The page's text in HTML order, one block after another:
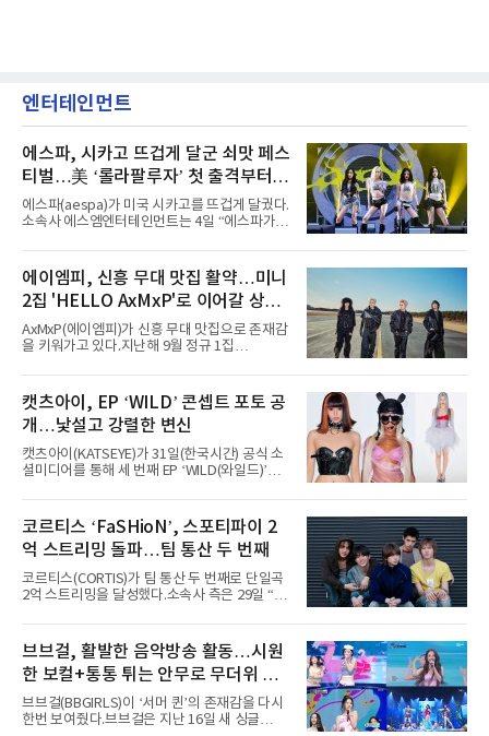
엔터테인먼트
에스파, 시카고 뜨겁게 달군 쇠맛 페스
티벌…美 ‘롤라팔루자’ 첫 출격부터
증명한 존재감
에스파(aespa)가 미국 시카고를 뜨겁게 달궜다.
소속사 에스엠엔터테인먼트는 4일 “에스파가
서 열린 ‘롤라팔루자 시카고’(Lollapalooza
Chicago)의 알리안츠 스테이지에 올랐다”며
“총 14곡으로 구성된 세트리스트를 선사, 데뷔 7
년 차다운 노련한 무대 매너와 파워풀한 에너지
로 현장의 분위기를 압도했다”고 밝혔다.1991
년 시작된 ‘롤라팔루자’는 8개 스테이지, 170여
팀의 아티스트와 40만 명 이상의 관객이 운집하
코르티스 등 K팝 스타들이 출연진 명단에 이름
을 올렸다.이날 에스파는
에이엠피, 신흥 무대 맛집 활약…미니
2집 'HELLO AxMxP'로 이어갈 상승
세
AxMxP(에이엠피)가 신흥 무대 맛집으로 존재감
을 키워가고 있다.지난해 9월 정규 1집
AxMxP는 데뷔 전부터 버스킹과 각종 페스티벌,
공연 무대에 오르며 실전 경험을 쌓아왔다.이들
은 소속사 패밀리 콘서트를 비롯해 '뷰티풀 민트
라이프 2025', '2025 부산국제록페스티벌' 등 대
형 무대에 잇달아 출연해 당찬 에너지와 풋풋한
매력으로 음악팬들의 눈도장을 찍었다.이후
AxMxP는 '카운트다운 판타지 2025-2026',
정적인 실력을 입증했고, 올해 '2026 어썸뮤직
페스티벌', '뷰티풀 민트 라이프 2026', '2026
캣츠아이, EP ‘WILD’ 콘셉트 포토 공
개…낯설고 강렬한 변신
캣츠아이(KATSEYE)가 31일(한국시간) 공식 소
셜미디어를 통해 세 번째 EP ‘WILD(와일드)’의
heart(와일드 하트)’라는 제목이 붙은 콘셉트 포
토에는 멤버들의 본능적이고 야성적인 면모가
강렬하게 담겼다. 짙은 아이섀도와 푸른빛·금빛·
붉은빛의 컬러 렌즈가 비현실적인 분위기를 자
아내고, 여러 원색이 불규칙하게 뒤섞인 멀티컬
러 헤어와 과감한 블루·블랙 립 메이크업이 낯설
고도 매혹적인 비주얼을 완성했다.스타일링 역
엣을 거침없이 결합했다. 멤버들은 각기 다른 개
성을 살린 스타일링을 선
코르티스 ‘FaSHioN’, 스포티파이 2
억 스트리밍 돌파…팀 통산 두 번째
코르티스(CORTIS)가 팀 통산 두 번째로 단일곡
2억 스트리밍을 달성했다.소속사 측은 29일 “코
벌 오디오·음원 스트리밍 플랫폼 스포티파이에
서 27일 자로 누적 재생 수 2억 회를 돌파했
다”고 밝혔다.곡이 발표된 지 약 10개월 만이다.
팀의 첫 번째 2억 스트리밍 곡은 동일 음반에 수
록된 ‘GO!’다. 이 노래는 공개 약 9개월 만인 지
난달 26일 자에 2억 고지를 밟았다. 이는 최근 5
년 내 데뷔한 보이그룹의 곡 중 최단기 2억 달성
브브걸, 활발한 음악방송 활동…시원
한 보컬+통통 튀는 안무로 무더위 사
냥
브브걸(BBGIRLS)이 ‘서머 퀸’의 존재감을 다시
한번 보여줬다.브브걸은 지난 16일 새 싱글